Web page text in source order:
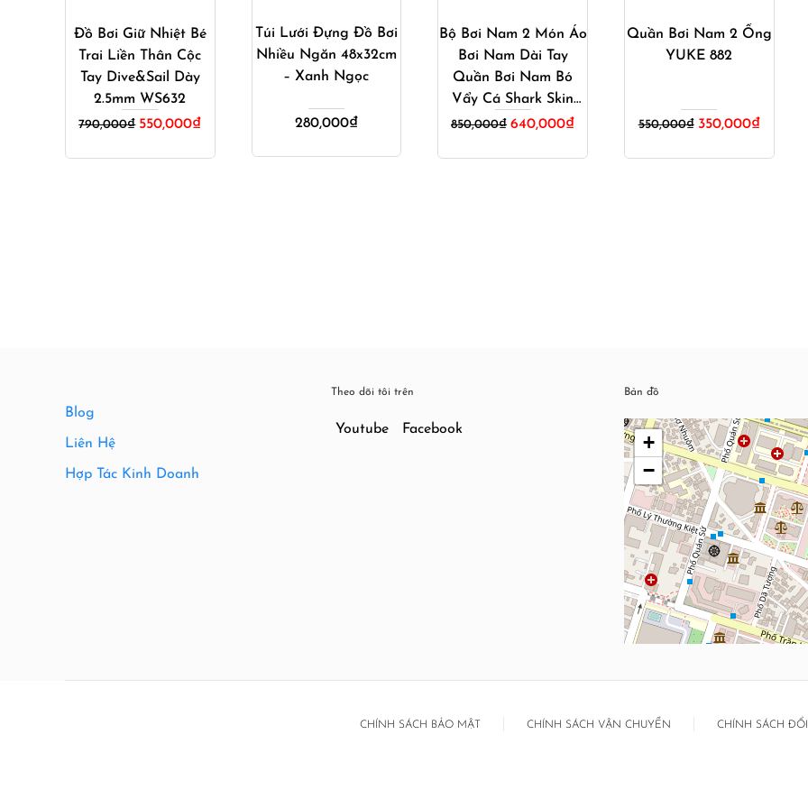
Đồ Bơi Giữ Nhiệt Bé
Trai Liền Thân Cộc
Tay Dive&Sail Dày
2.5mm WS632
790,000₫ Giá
là:
550,000₫Giá
tại
Túi Lưới Đựng Đồ Bơi
Nhiều Ngăn 48x32cm
– Xanh Ngọc
280,000₫
Bộ Bơi Nam 2 Món Áo
Bơi Nam Dài Tay
Quần Bơi Nam Bó
Vẩy Cá Shark Skin
704_302
850,000₫ 640,000₫
Quần Bơi Nam 2 Ống
YUKE 882
550,000₫ Giá
là:
350,000₫Giá
tại
Blog
Liên Hệ
Hợp Tác Kinh Doanh
Theo dõi tôi trên
Youtube Facebook
Bản đồ
+
−
CHÍNH SÁCH BẢO MẬT CHÍNH SÁCH VẬN CHUYỂN CHÍNH SÁCH